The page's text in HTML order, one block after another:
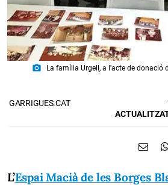
photo_camera La família Urgell, a l'acte de donació
GARRIGUES.CAT
L’Espai Macià de les Borges